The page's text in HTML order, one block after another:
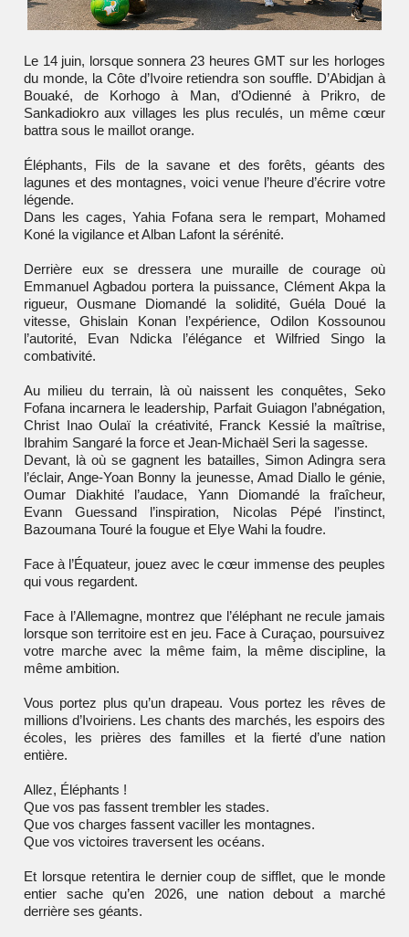
Le 14 juin, lorsque sonnera 23 heures GMT sur les horloges
du monde, la Côte d’Ivoire retiendra son souffle. D’Abidjan à
Bouaké, de Korhogo à Man, d’Odienné à Prikro, de
Sankadiokro aux villages les plus reculés, un même cœur
battra sous le maillot orange.
Éléphants, Fils de la savane et des forêts, géants des
lagunes et des montagnes, voici venue l’heure d’écrire votre
légende.
Dans les cages, Yahia Fofana sera le rempart, Mohamed
Koné la vigilance et Alban Lafont la sérénité.
Derrière eux se dressera une muraille de courage où
Emmanuel Agbadou portera la puissance, Clément Akpa la
rigueur, Ousmane Diomandé la solidité, Guéla Doué la
vitesse, Ghislain Konan l’expérience, Odilon Kossounou
l’autorité, Evan Ndicka l’élégance et Wilfried Singo la
combativité.
Au milieu du terrain, là où naissent les conquêtes, Seko
Fofana incarnera le leadership, Parfait Guiagon l’abnégation,
Christ Inao Oulaï la créativité, Franck Kessié la maîtrise,
Ibrahim Sangaré la force et Jean-Michaël Seri la sagesse.
Devant, là où se gagnent les batailles, Simon Adingra sera
l’éclair, Ange-Yoan Bonny la jeunesse, Amad Diallo le génie,
Oumar Diakhité l’audace, Yann Diomandé la fraîcheur,
Evann Guessand l’inspiration, Nicolas Pépé l’instinct,
Bazoumana Touré la fougue et Elye Wahi la foudre.
Face à l’Équateur, jouez avec le cœur immense des peuples
qui vous regardent.
Face à l’Allemagne, montrez que l’éléphant ne recule jamais
lorsque son territoire est en jeu. Face à Curaçao, poursuivez
votre marche avec la même faim, la même discipline, la
même ambition.
Vous portez plus qu’un drapeau. Vous portez les rêves de
millions d’Ivoiriens. Les chants des marchés, les espoirs des
écoles, les prières des familles et la fierté d’une nation
entière.
Allez, Éléphants !
Que vos pas fassent trembler les stades.
Que vos charges fassent vaciller les montagnes.
Que vos victoires traversent les océans.
Et lorsque retentira le dernier coup de sifflet, que le monde
entier sache qu’en 2026, une nation debout a marché
derrière ses géants.